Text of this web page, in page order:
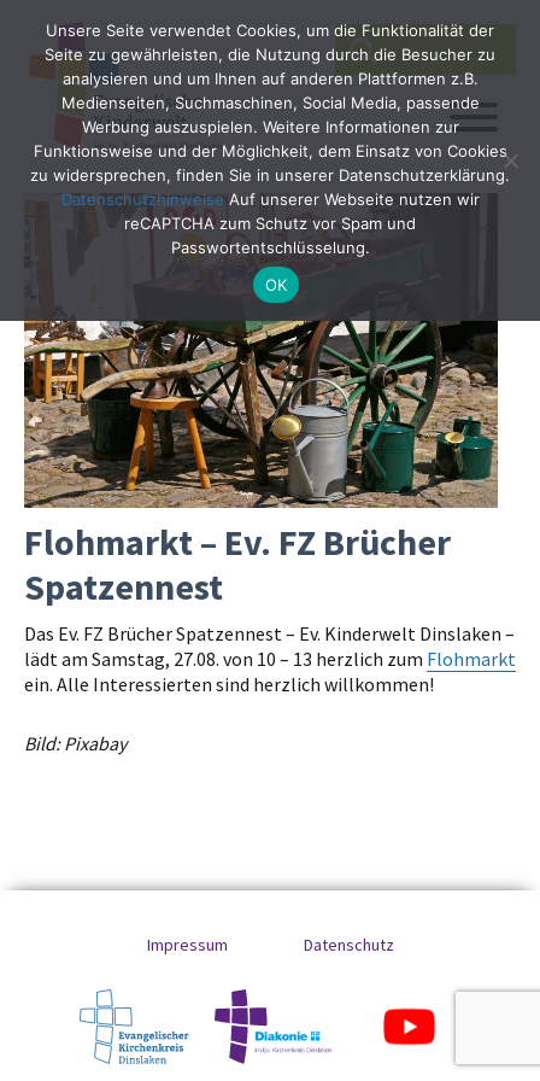
Search
for:
SEARCH
Flohmarkt – Ev. FZ Brücher
Spatzennest
Das Ev. FZ Brücher Spatzennest – Ev. Kinderwelt Dinslaken –
lädt am Samstag, 27.08. von 10 – 13 herzlich zum Flohmarkt
ein. Alle Interessierten sind herzlich willkommen!
Bild: Pixabay
Impressum Datenschutz
Unsere Seite verwendet Cookies, um die Funktionalität der
Seite zu gewährleisten, die Nutzung durch die Besucher zu
analysieren und um Ihnen auf anderen Plattformen z.B.
Medienseiten, Suchmaschinen, Social Media, passende
Werbung auszuspielen. Weitere Informationen zur
Funktionsweise und der Möglichkeit, dem Einsatz von Cookies
zu widersprechen, finden Sie in unserer Datenschutzerklärung.
DatenschutzhinweiseAuf unserer Webseite nutzen wir
reCAPTCHA zum Schutz vor Spam und
Passwortentschlüsselung.
OK